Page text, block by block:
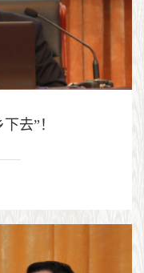
去”！